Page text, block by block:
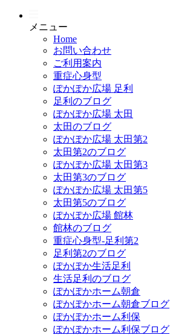
メニュー
Home
お問い合わせ
ご利用案内
重症心身型
ぽかぽか広場 足利
足利のブログ
ぽかぽか広場 太田
太田のブログ
ぽかぽか広場 太田第2
太田第2のブログ
ぽかぽか広場 太田第3
太田第3のブログ
ぽかぽか広場 太田第5
太田第5のブログ
ぽかぽか広場 館林
館林のブログ
重症心身型-足利第2
足利第2のブログ
ぽかぽか生活足利
生活足利のブログ
ぽかぽかホーム朝倉
ぽかぽかホーム朝倉ブログ
ぽかぽかホーム利保
ぽかぽかホーム利保ブログ